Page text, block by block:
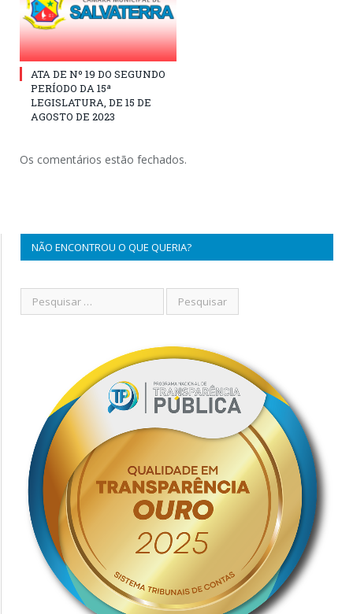
ATA DE Nº 19 DO SEGUNDO
PERÍODO DA 15ª
LEGISLATURA, DE 15 DE
AGOSTO DE 2023
Os comentários estão fechados.
NÃO ENCONTROU O QUE QUERIA?